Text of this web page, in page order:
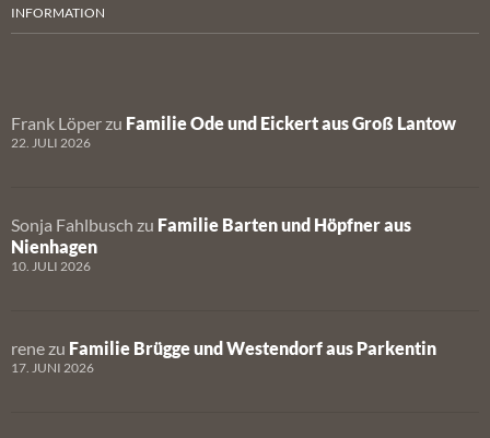
INFORMATION
Frank Löper zu Familie Ode und Eickert aus Groß Lantow
22. JULI 2026
Sonja Fahlbusch zu Familie Barten und Höpfner aus
Nienhagen
10. JULI 2026
rene zu Familie Brügge und Westendorf aus Parkentin
17. JUNI 2026